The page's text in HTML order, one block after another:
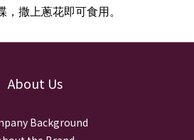
，撒上蔥花即可食用。
About Us
Background